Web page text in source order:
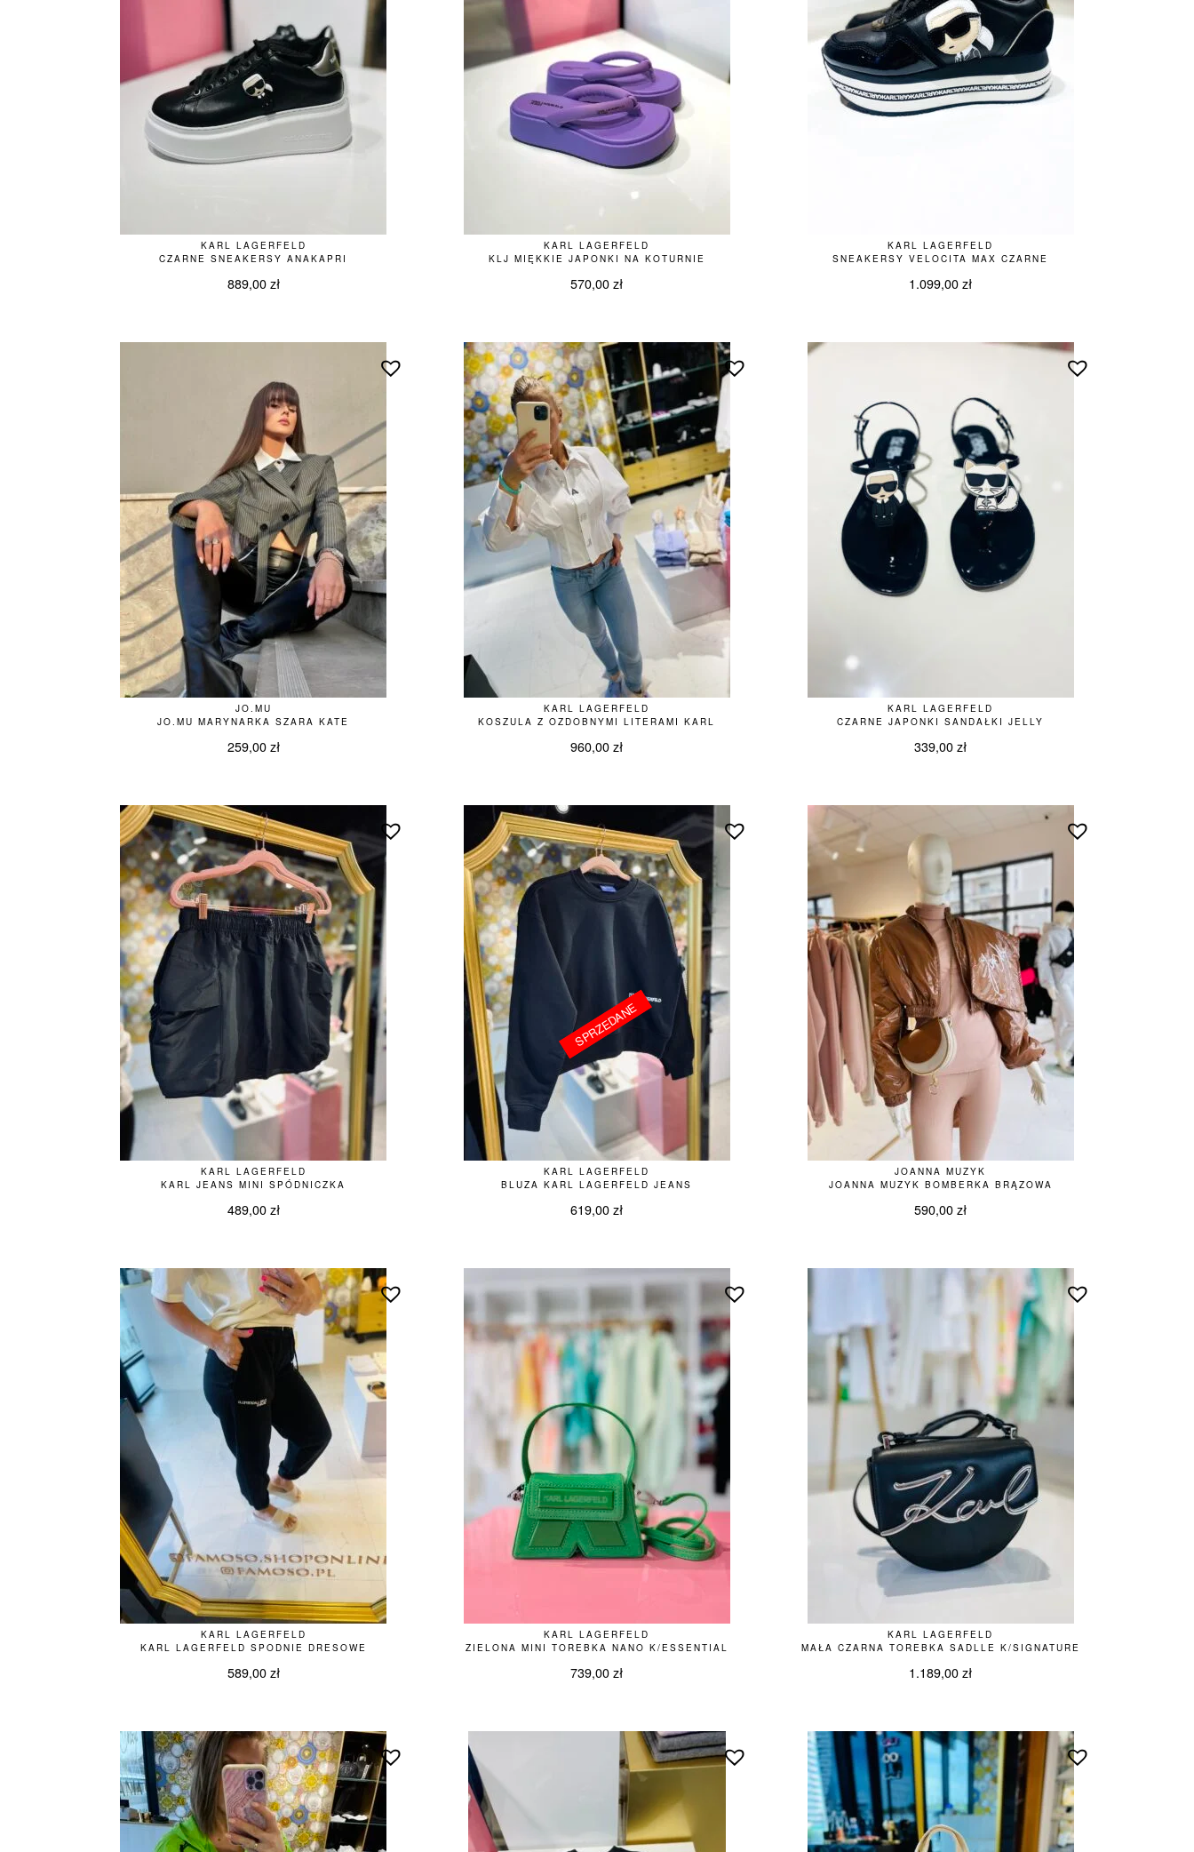
KARL LAGERFELD
CZARNE SNEAKERSY ANAKAPRI
889,00 zł
KARL LAGERFELD
KLJ MIĘKKIE JAPONKI NA KOTURNIE
570,00zł
KARL LAGERFELD
SNEAKERSY VELOCITA MAX CZARNE
1.099,00zł
JO.MU
JO.MU MARYNARKA SZARA KATE
259,00 zł
KARL LAGERFELD
KOSZULA Z OZDOBNYMI LITERAMI KARL
960,00zł
KARL LAGERFELD
CZARNE JAPONKI SANDAŁKI JELLY
339,00zł
KARL LAGERFELD
KARL JEANS MINI SPÓDNICZKA
489,00 zł
SPRZEDANE
KARL LAGERFELD
BLUZA KARL LAGERFELD JEANS
619,00zł
SPRZEDANE
JOANNA MUZYK
JOANNA MUZYK BOMBERKA BRĄZOWA
590,00zł
KARL LAGERFELD
KARL LAGERFELD SPODNIE DRESOWE
589,00 zł
KARL LAGERFELD
ZIELONA MINI TOREBKA NANO K/ESSENTIAL
739,00zł
KARL LAGERFELD
MAŁA CZARNA TOREBKA SADLLE K/SIGNATURE
1.189,00zł